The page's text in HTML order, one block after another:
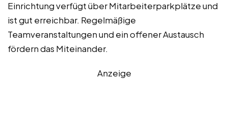
Einrichtung verfügt über Mitarbeiterparkplätze und
ist gut erreichbar. Regelmäßige
Teamveranstaltungen und ein offener Austausch
fördern das Miteinander.
Anzeige